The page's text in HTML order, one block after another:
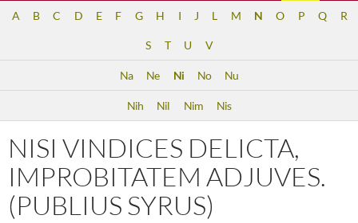
A B C D E F G H I J L M N O P Q R
S T U V
Na Ne Ni No Nu
Nih Nil Nim Nis
NISI VINDICES DELICTA,
IMPROBITATEM ADJUVES.
(PUBLIUS SYRUS)